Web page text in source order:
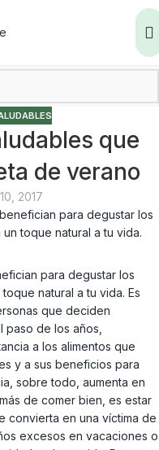
que
de verano
2017
para degustar los
natural a tu vida. Es
que deciden
paso de los años,
a los alimentos que
y a sus beneficios para
sobre todo, aumenta en
de comer bien, es estar
convierta en una víctima de
excesos en vacaciones o